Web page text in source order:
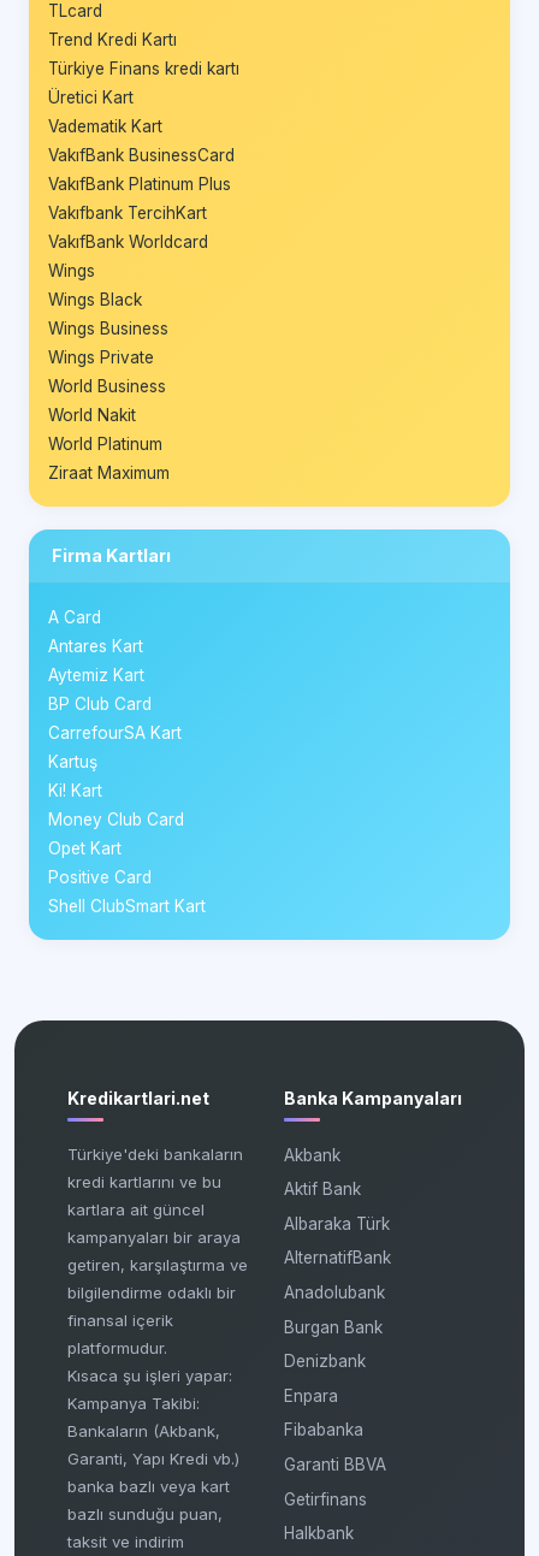
TLcard
Trend Kredi Kartı
Türkiye Finans kredi kartı
Üretici Kart
Vadematik Kart
VakıfBank BusinessCard
VakıfBank Platinum Plus
Vakıfbank TercihKart
VakıfBank Worldcard
Wings
Wings Black
Wings Business
Wings Private
World Business
World Nakit
World Platinum
Ziraat Maximum
Firma Kartları
A Card
Antares Kart
Aytemiz Kart
BP Club Card
CarrefourSA Kart
Kartuş
Ki! Kart
Money Club Card
Opet Kart
Positive Card
Shell ClubSmart Kart
Kredikartlari.net
Türkiye'deki bankaların
kredi kartlarını ve bu
kartlara ait güncel
kampanyaları bir araya
getiren, karşılaştırma ve
bilgilendirme odaklı bir
finansal içerik
platformudur.
Kısaca şu işleri yapar:
Kampanya Takibi:
Bankaların (Akbank,
Garanti, Yapı Kredi vb.)
banka bazlı veya kart
bazlı sunduğu puan,
taksit ve indirim
Banka Kampanyaları
Akbank
Aktif Bank
Albaraka Türk
AlternatifBank
Anadolubank
Burgan Bank
Denizbank
Enpara
Fibabanka
Garanti BBVA
Getirfinans
Halkbank